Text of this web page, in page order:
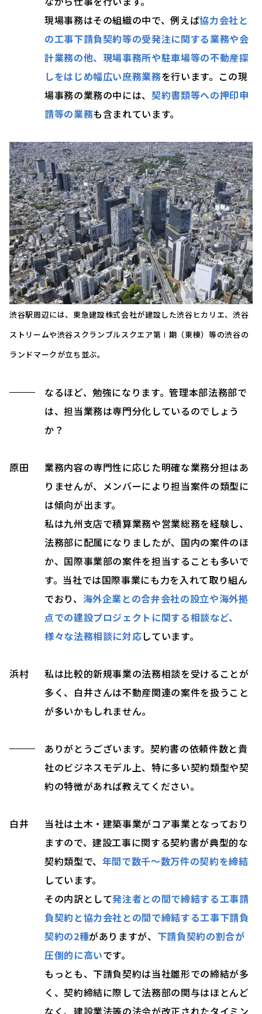
現場事務はその組織の中で、例えば協力会社と
の工事下請負契約等の受発注に関する業務や会
計業務の他、現場事務所や駐車場等の不動産探
しをはじめ幅広い庶務業務を行います。この現
場事務の業務の中には、契約書類等への押印申
請等の業務も含まれています。
渋谷駅周辺には、東急建設株式会社が建設した渋谷ヒカリエ、渋谷
ストリームや渋谷スクランブルスクエア第Ⅰ期（東棟）等の渋谷の
ランドマークが立ち並ぶ。
なるほど、勉強になります。管理本部法務部で
は、担当業務は専門分化しているのでしょう
か？
原田
業務内容の専門性に応じた明確な業務分担はあ
りませんが、メンバーにより担当案件の類型に
は傾向が出ます。
私は九州支店で積算業務や営業総務を経験し、
法務部に配属になりましたが、国内の案件のほ
か、国際事業部の案件を担当することも多いで
す。当社では国際事業にも力を入れて取り組ん
でおり、 海外企業との合弁会社の設立や海外拠
点での建設プロジェクトに関する相談など、
様々な法務相談に対応しています。
浜村
私は比較的新規事業の法務相談を受けることが
多く、白井さんは不動産関連の案件を扱うこと
が多いかもしれません。
ありがとうございます。契約書の依頼件数と貴
社のビジネスモデル上、特に多い契約類型や契
約の特徴があれば教えてください。
白井
当社は土木・建築事業がコア事業となっており
ますので、建設工事に関する契約書が典型的な
契約類型で、 年間で数千～数万件の契約を締結
しています。
その内訳として発注者との間で締結する工事請
負契約と協力会社との間で締結する工事下請負
契約の2種がありますが、 下請負契約の割合が
圧倒的に高いです。
もっとも、下請負契約は当社雛形での締結が多
く、契約締結に際して法務部の関与はほとんど